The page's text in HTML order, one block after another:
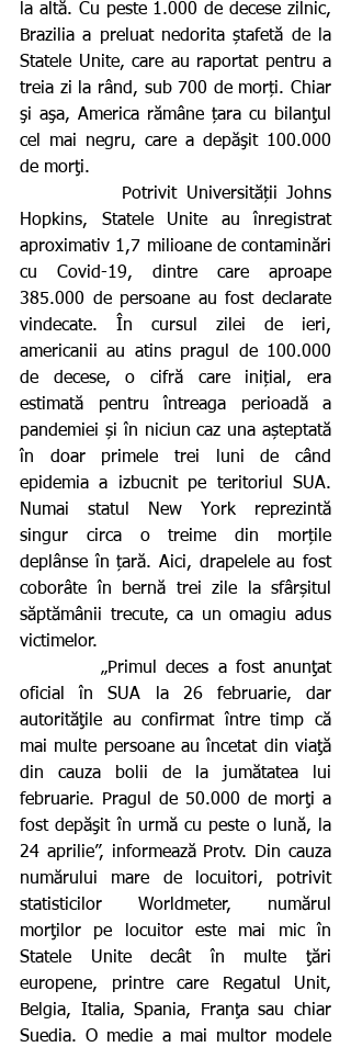
la altă. Cu peste 1.000 de decese zilnic,
Brazilia a preluat nedorita ștafetă de la
Statele Unite, care au raportat pentru a
treia zi la rând, sub 700 de morți. Chiar
şi aşa, America rămâne țara cu bilanţul
cel mai negru, care a depăşit 100.000
de morţi.
Hopkins, Statele Unite au înregistrat
aproximativ 1,7 milioane de contaminări
cu Covid-19, dintre care aproape
385.000 de persoane au fost declarate
vindecate. În cursul zilei de ieri,
americanii au atins pragul de 100.000
de decese, o cifră care inițial, era
estimată pentru întreaga perioadă a
pandemiei și în niciun caz una așteptată
în doar primele trei luni de când
epidemia a izbucnit pe teritoriul SUA.
Numai statul New York reprezintă
singur circa o treime din morțile
deplânse în țară. Aici, drapelele au fost
coborâte în bernă trei zile la sfârșitul
săptămânii trecute, ca un omagiu adus
victimelor.
         „Primul deces a fost anunţat
oficial în SUA la 26 februarie, dar
autorităţile au confirmat între timp că
mai multe persoane au încetat din viaţă
din cauza bolii de la jumătatea lui
februarie. Pragul de 50.000 de morţi a
fost depăşit în urmă cu peste o lună, la
24 aprilie”, informează Protv. Din cauza
numărului mare de locuitori, potrivit
statisticilor Worldmeter, numărul
morţilor pe locuitor este mai mic în
Statele Unite decât în multe ţări
europene, printre care Regatul Unit,
Belgia, Italia, Spania, Franţa sau chiar
Suedia. O medie a mai multor modele